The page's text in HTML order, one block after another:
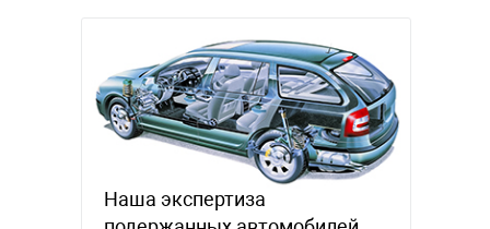
Наша экспертиза